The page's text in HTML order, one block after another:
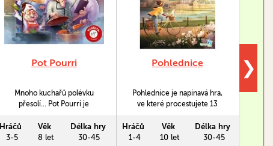
Pot Pourri
Mnoho kuchařů polévku
přesolí... Pot Pourri je
a získávání gurmánských
hvězd.
Hráčů
3-5
Věk
8 let
Délka hry
30-45
Pohlednice
Pohlednice je napínavá hra,
ve které procestujete 13
Hráčů
1-4
Věk
10 let
Délka hry
30-45
❯